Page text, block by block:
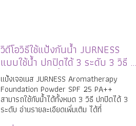
วิดีโอวิธีใช้แป้งกันน้ำ JURNESS
แบบใช้น้ำ ปกปิดได้ 3 ระดับ 3 วิธี +
ทดสอบการกันน้ำ
แป้งเจอเนส JURNESS Aromatherapy
Foundation Powder SPF 25 PA++
สามารถใช้กับน้ำได้ทั้งหมด 3 วิธี ปกปิดได้ 3
ระดับ อ่านรายละเอียดเพิ่มเติม ได้ที่